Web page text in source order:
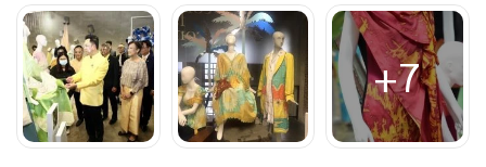
ออกแนวเก๋ และไม่เหมือนใคร ที่สำคัญชุดนี้จะมีชุดเดียวของโลก
“เธอดีไซน์ 4 ชุด รวมถึงรองเท้า กระเป๋า ถ้าหากใส่เป็นชุด หลาย
คนอาจจะไม่กล้าใส่ เพราะมองว่ามันเยอะไป อันที่จริงแล้วทุกชุด
ที่ออกแบบสามารถแยกชิ้นได้หมด นำไปใส่กับกระโปรง กางเกง
+7